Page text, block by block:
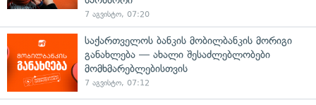
7 აგვისტო, 07:20
საქართველოს ბანკის მობილბანკის მორიგი
განახლება — ახალი შესაძლებლობები
მომხმარებლებისთვის
7 აგვისტო, 07:12